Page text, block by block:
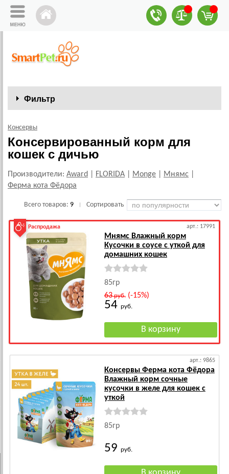
Фильтр
Консервы
Консервированный корм для
кошек с дичью
Производители: Award FLORIDA Monge Мнямс
Ферма кота Фёдора
Всего товаров: 9 Сортировать
Распродажа арт.: 17991
Мнямс Влажный корм
Кусочки в соусе с уткой для
домашних кошек
85гр
63руб.(-15%)
54 руб.
арт.: 9865
Консервы Ферма кота Фёдора
Влажный корм сочные
кусочки в желе для кошек с
уткой
85гр
59 руб.